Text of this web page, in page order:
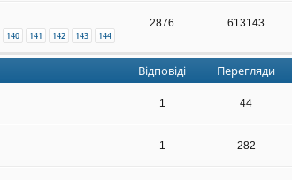
140 141 142 143 144
2876 613143
Відповіді Перегляди
1 44
1 282